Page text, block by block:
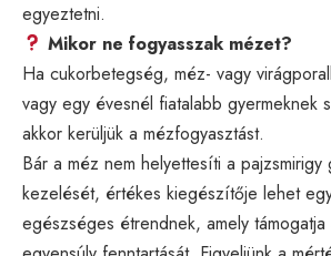
egyeztetni.
Mikor ne fogyasszak mézet?
Ha cukorbetegség, méz- vagy
vagy egy évesnél fiatalabb gyermeknek
akkor kerüljük a mézfogyasztást.
Bár a méz nem helyettesíti a pajzsmirigy
kezelését, értékes kiegészítője lehet
egészséges étrendnek, amely támogatja